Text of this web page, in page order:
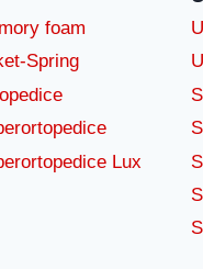
foam
Spring
Lux